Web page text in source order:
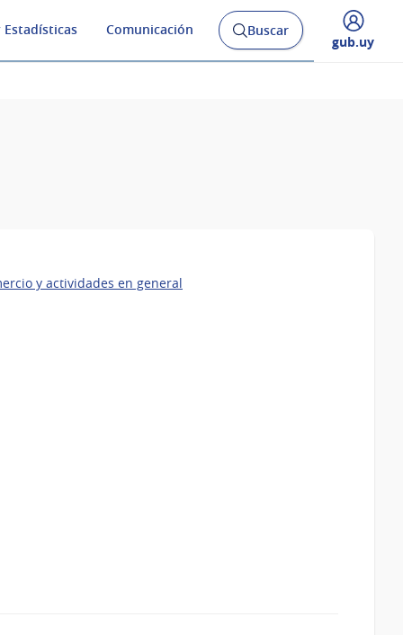
Estadísticas Comunicación
Abrir
buscador
Buscar
Desplegar
gub.uy
y actividades en general